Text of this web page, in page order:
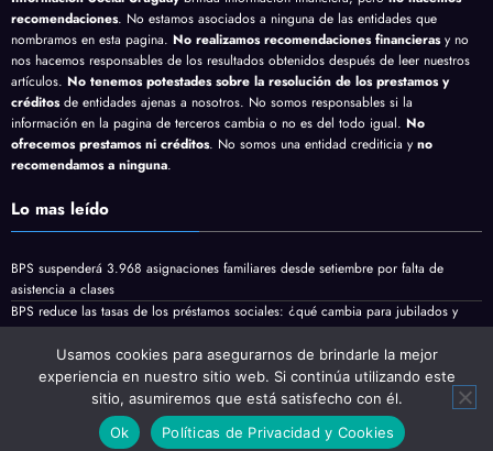
Información Social Uruguaybrinda información financiera, perono hacemos
recomendaciones. No estamos asociados a ninguna de las entidades que
nombramos en esta pagina.No realizamos recomendaciones financierasy no
nos hacemos responsables de los resultados obtenidos después de leer nuestros
artículos.No tenemos potestades sobre la resolución de los prestamos y
créditosde entidades ajenas a nosotros. No somos responsables si la
información en la pagina de terceros cambia o no es del todo igual. No
ofrecemos prestamos ni créditos
Lo mas leído
BPS suspenderá 3.968 asignaciones familiares desde setiembre por falta de
asistencia a clases
pensionistas?
Jubilaciones y pensiones minimas vienen con aumento en Agosto
Usamos cookies para asegurarnos de brindarle la mejor
experiencia en nuestro sitio web. Si continúa utilizando este
sitio, asumiremos que está satisfecho con él.
Ok
Políticas de Privacidad y Cookies